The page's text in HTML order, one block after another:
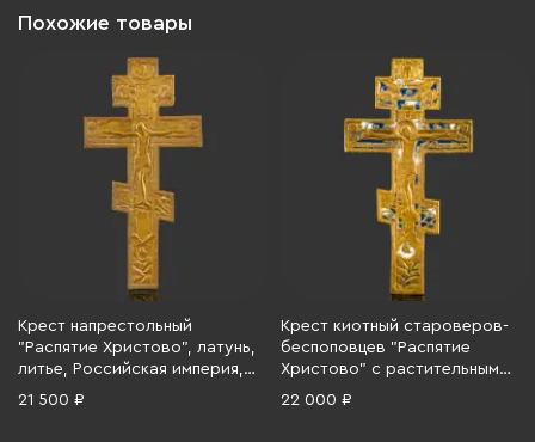
Похожие товары
Крест напрестольный
"Распятие Христово", латунь,
литье, Российская империя,
1850-1900 гг.
21 500 ₽
Крест киотный староверов-
беспоповцев "Распятие
Христово" с растительным
декором на обороте
22 000 ₽